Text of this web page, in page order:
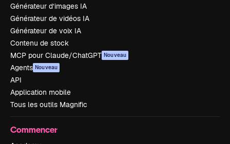
Générateur d’images IA
Générateur de vidéos IA
Générateur de voix IA
Contenu de stock
MCP pour Claude/ChatGPT Nouveau
Agents Nouveau
API
Application mobile
Tous les outils Magnific
Commencer